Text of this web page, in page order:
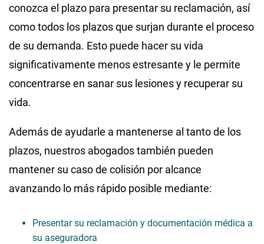
conozca el plazo para presentar su reclamación, así
como todos los plazos que surjan durante el proceso
de su demanda. Esto puede hacer su vida
significativamente menos estresante y le permite
concentrarse en sanar sus lesiones y recuperar su
vida.
Además de ayudarle a mantenerse al tanto de los
plazos, nuestros abogados también pueden
mantener su caso de colisión por alcance
avanzando lo más rápido posible mediante:
Presentar su reclamación y documentación médica a
su aseguradora